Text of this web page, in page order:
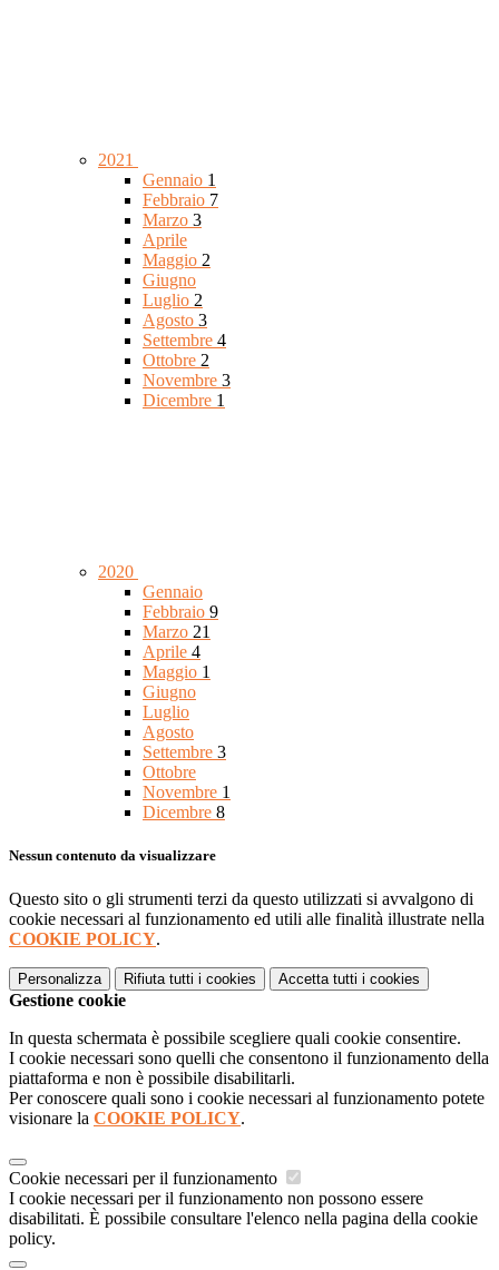
2021
Gennaio 1
Febbraio 7
Marzo 3
Aprile
Maggio 2
Giugno
Luglio 2
Agosto 3
Settembre 4
Ottobre 2
Novembre 3
Dicembre 1
2020
Gennaio
Febbraio 9
Marzo 21
Aprile 4
Maggio 1
Giugno
Luglio
Agosto
Settembre 3
Ottobre
Novembre 1
Dicembre 8
Nessun contenuto da visualizzare
Questo sito o gli strumenti terzi da questo utilizzati si avvalgono di
cookie necessari al funzionamento ed utili alle finalità illustrate nella
COOKIE POLICY.
Personalizza Rifiuta tutti i cookies Accetta tutti i cookies
Gestione cookie
In questa schermata è possibile scegliere quali cookie consentire.
I cookie necessari sono quelli che consentono il funzionamento della
piattaforma e non è possibile disabilitarli.
Per conoscere quali sono i cookie necessari al funzionamento potete
visionare la COOKIE POLICY.
Cookie necessari per il funzionamento
I cookie necessari per il funzionamento non possono essere
disabilitati. È possibile consultare l'elenco nella pagina della cookie
policy.